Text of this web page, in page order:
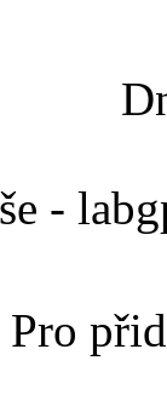
-
Pro